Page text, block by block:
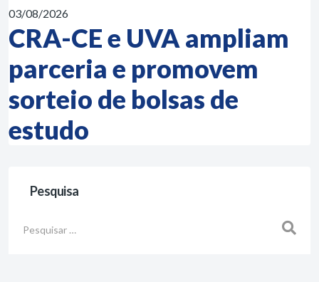
03/08/2026
CRA-CE e UVA ampliam
parceria e promovem
sorteio de bolsas de
estudo
Pesquisa